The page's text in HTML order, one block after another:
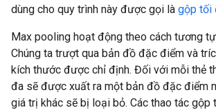
dùng cho quy trình này được gọi là gộp tối
Max pooling hoạt động theo cách tương
Chúng ta trượt qua bản đồ đặc điểm và
kích thước được chỉ định. Đối với mỗi thẻ
đa sẽ được xuất ra một bản đồ đặc điểm
giá trị khác sẽ bị loại bỏ. Các thao tác gộp